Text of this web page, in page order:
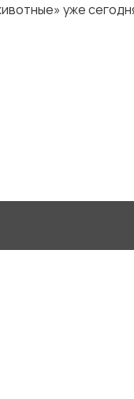
уже